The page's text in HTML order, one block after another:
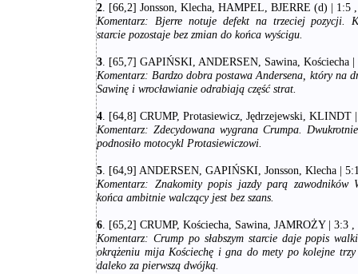
2 . [66,2] Jonsson, Klecha, HAMPEL, BJERRE (d) | 1:5
Komentarz:
Bjerre notuje defekt na trzeciej pozycji.
starcie pozostaje bez zmian do końca wyścigu.
3 . [65,7] GAPIŃSKI, ANDERSEN, Sawina, Kościecha
Komentarz: Bardzo dobra postawa Andersena, który na
Sawinę i wrocławianie odrabiają część strat.
4 . [64,8] CRUMP, Protasiewicz, Jędrzejewski, KLINDT
Komentarz: Zdecydowana wygrana Crumpa.
podnosiło motocykl Protasiewiczowi.
5 . [64,9] ANDERSEN, GAPIŃSKI, Jonsson, Klecha |
Komentarz: Znakomity popis jazdy parą zawodników
końca ambitnie walczący jest bez szans.
6 . [65,2] CRUMP, Kościecha, Sawina, JAMROŻY | 3:3 ,
Komentarz: Crump po słabszym starcie daje popis
okrążeniu mija Kościechę i gna do mety po kolejne
daleko za pierwszą dwójką.